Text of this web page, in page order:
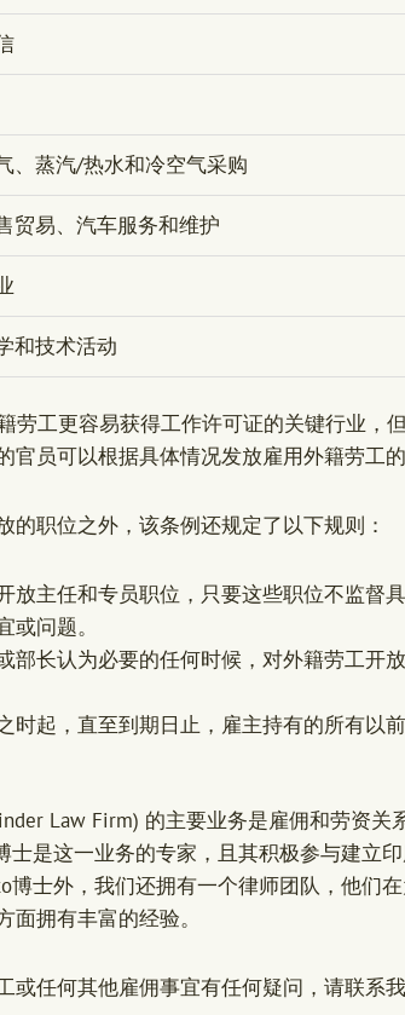
、蒸汽/热水和冷空气采购
贸易、汽车服务和维护
和技术活动
劳工更容易获得工作许可证的关键行业，
官员可以根据具体情况发放雇用外籍劳工的
的职位之外，该条例还规定了以下规则：
放主任和专员职位，只要这些职位不监督
或问题。
部长认为必要的任何时候，对外籍劳工开
时起，直至到期日止，雇主持有的所有以
Law Firm) 的主要业务是雇佣和劳资关
士是这一业务的专家，且其积极参与建立
博士外，我们还拥有一个律师团队，他们
面拥有丰富的经验。
或任何其他雇佣事宜有任何疑问，请联系我